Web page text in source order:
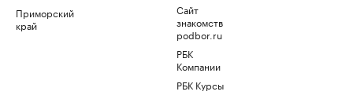
Приморский
край
Сайт
знакомств
podbor.ru
РБК
Компании
РБК Курсы